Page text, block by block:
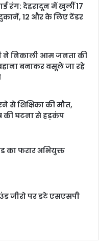
रंग: देहरादून में खुलीं 17
12 और के लिए टेंडर
निकाली आम जनता की
बनाकर वसूले जा रहे
से शिक्षिका की मौत,
की घटना से हड़कंप
का फरार अभियुक्त
जीरो पर डटे एसएसपी